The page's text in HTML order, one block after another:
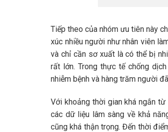
Tiếp theo của nhóm ưu tiên này
xúc nhiều người như nhân viên
và chỉ cần sơ xuất là có thể bị
rất lớn. Trong thực tế chống
nhiễm bệnh và hàng trăm người
Với khoảng thời gian khá ngắn
các dữ liệu lâm sàng về khả
cũng khá thận trọng. Đến thời